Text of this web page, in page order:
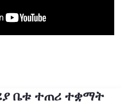
ቤቱ ተጠሪ ተቋማት